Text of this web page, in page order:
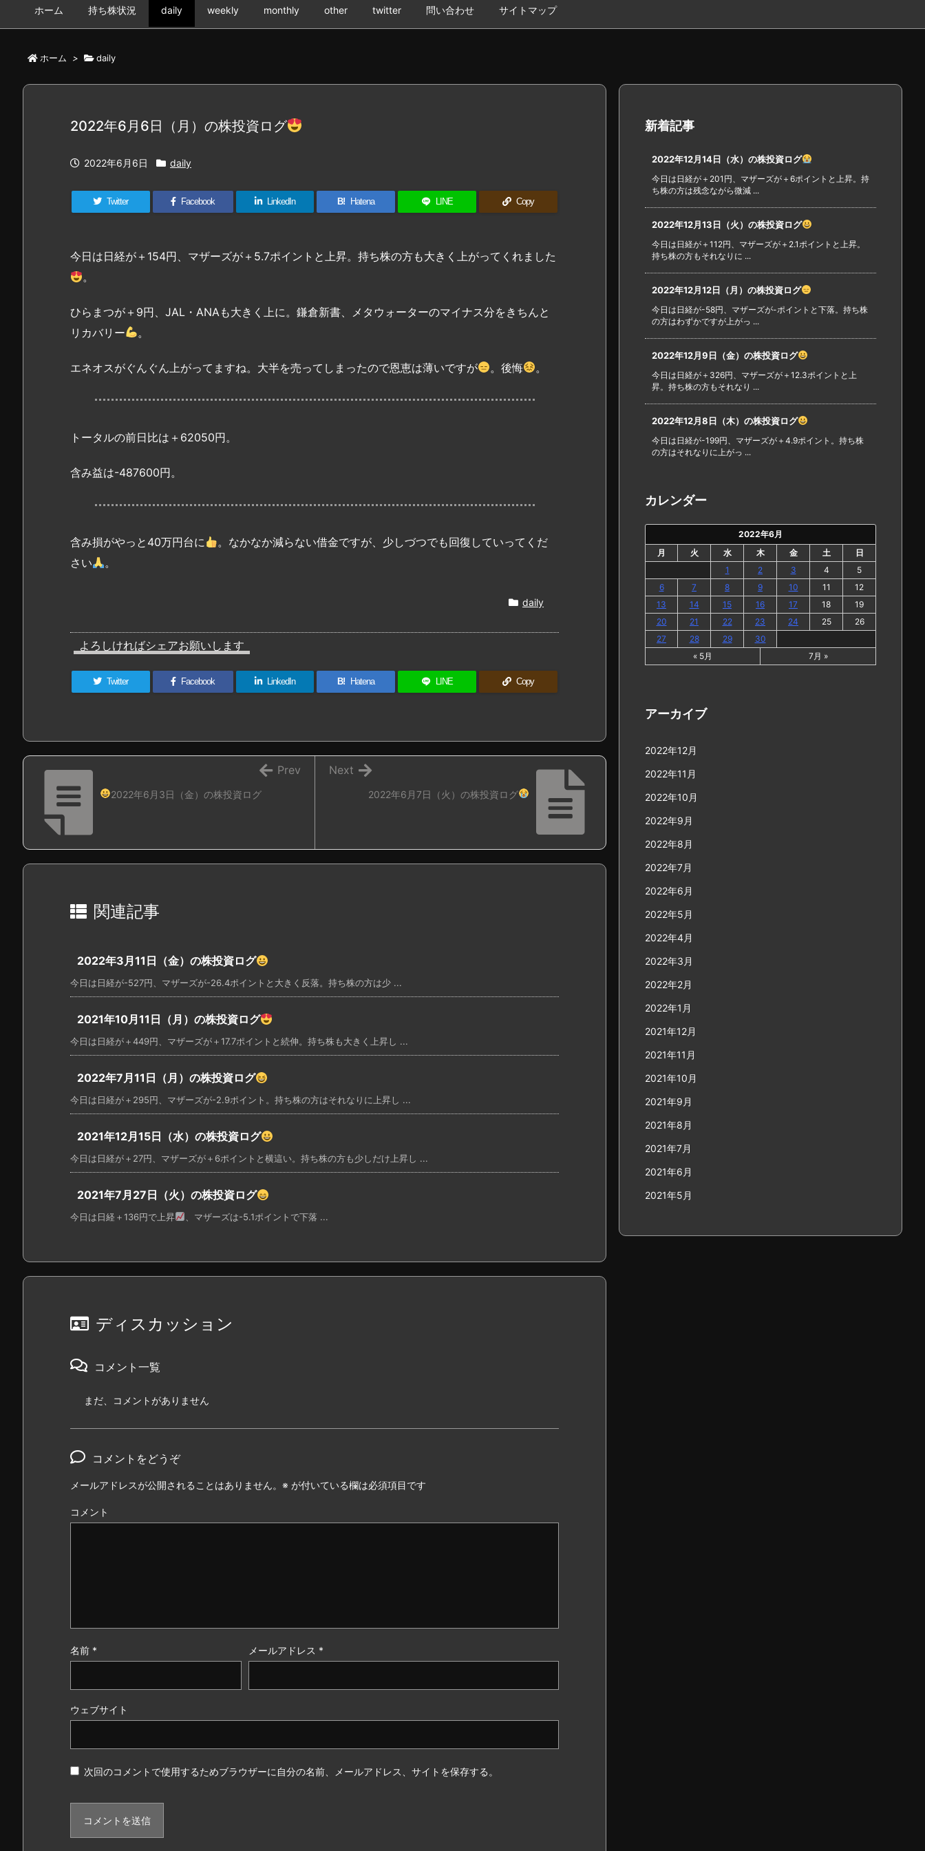
ホーム 持ち株状況 daily weekly monthly other twitter 問い合わせ サイトマップ
ホーム > daily
2022年6月6日（月）の株投資ログ
2022年6月6日 daily
Twitter Facebook LinkedIn B! Hatena LINE Copy
今日は日経が＋154円、マザーズが＋5.7ポイントと上昇。持ち株の方も大きく上がってくれました
。
ひらまつが＋9円、JAL・ANAも大きく上に。鎌倉新書、メタウォーターのマイナス分をきちんと
リカバリー
。
エネオスがぐんぐん上がってますね。大半を売ってしまったので恩恵は薄いですが 。後悔 。
トータルの前日比は＋62050円。
含み益は-487600円。
含み損がやっと40万円台に
。なかなか減らない借金ですが、少しづつでも回復していってくだ
さい
。
daily
よろしければシェアお願いします
Twitter Facebook LinkedIn B! Hatena LINE Copy
2022年6月7日（火）の株投資ログ
Next
2022年6月3日（金）の株投資ログ
Prev
関連記事
2022年3月11日（金）の株投資ログ
今日は日経が-527円、マザーズが-26.4ポイントと大きく反落。持ち株の方は少 ...
2021年10月11日（月）の株投資ログ
今日は日経が＋449円、マザーズが＋17.7ポイントと続伸。持ち株も大きく上昇し ...
2022年7月11日（月）の株投資ログ
今日は日経が＋295円、マザーズが-2.9ポイント。持ち株の方はそれなりに上昇し ...
2021年12月15日（水）の株投資ログ
今日は日経が＋27円、マザーズが＋6ポイントと横這い。持ち株の方も少しだけ上昇し ...
2021年7月27日（火）の株投資ログ
今日は日経＋136円で上昇 、マザーズは-5.1ポイントで下落 ...
ディスカッション
コメント一覧
まだ、コメントがありません
コメントをどうぞ
メールアドレスが公開されることはありません。 ※ が付いている欄は必須項目です
コメント
名前 * メールアドレス *
ウェブサイト
次回のコメントで使用するためブラウザーに自分の名前、メールアドレス、サイトを保存する。
新着記事
2022年12月14日（水）の株投資ログ
今日は日経が＋201円、マザーズが＋6ポイントと上昇。持
ち株の方は残念ながら微減 ...
2022年12月13日（火）の株投資ログ
今日は日経が＋112円、マザーズが＋2.1ポイントと上昇。
持ち株の方もそれなりに ...
2022年12月12日（月）の株投資ログ
今日は日経が-58円、マザーズが-ポイントと下落。持ち株
の方はわずかですが上がっ ...
2022年12月9日（金）の株投資ログ
今日は日経が＋326円、マザーズが＋12.3ポイントと上
昇。持ち株の方もそれなり ...
2022年12月8日（木）の株投資ログ
今日は日経が-199円、マザーズが＋4.9ポイント。持ち株
の方はそれなりに上がっ ...
カレンダー
2022年6月
月
火 水 木 金 土
日
1
2 3 4
5
6
7 8 9 10 11
12
13
14 15 16 17 18
19
20
21 22 23 24 25
26
27
28 29
30
« 5月
7月 »
アーカイブ
2022年12月
2022年11月
2022年10月
2022年9月
2022年8月
2022年7月
2022年6月
2022年5月
2022年4月
2022年3月
2022年2月
2022年1月
2021年12月
2021年11月
2021年10月
2021年9月
2021年8月
2021年7月
2021年6月
2021年5月